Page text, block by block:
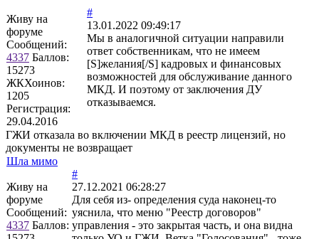
Живу на
форуме
Сообщений:
4337 Баллов:
15273
ЖКХоинов:
1205
Регистрация:
29.04.2016
#
13.01.2022 09:49:17
Мы в аналогичной ситуации направили
ответ собственникам, что не имеем
[S]желания[/S] кадровых и финансовых
возможностей для обслуживание данного
МКД. И поэтому от заключения ДУ
отказываемся.
ГЖИ отказала во включении МКД в реестр лицензий, но
документы не возвращает
Шла мимо
Живу на
форуме
Сообщений:
4337 Баллов:
#
27.12.2021 06:28:27
Для себя из- определения суда наконец-то
уяснила, что меню "Реестр договоров"
управления - это закрытая часть, и она видна